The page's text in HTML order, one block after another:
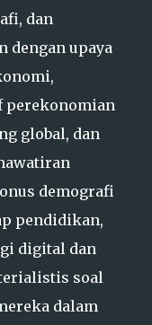
dan
dengan upaya
perekonomian
global, dan
demografi
pendidikan,
digital dan
soal
dalam